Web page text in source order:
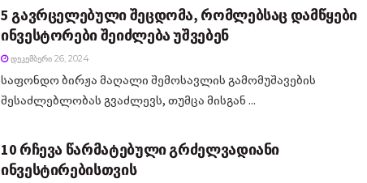
5 გავრცელებული შეცდომა, რომლებსაც დამწყები
ინვესტორები შეიძლება უშვებენ
ᲓᲔᲙᲔᲛᲑᲔᲠᲘ 26, 2024
საფონდო ბირჟა მაღალი შემოსავლის გამომუშავების
შესაძლებლობას გვაძლევს, თუმცა მისგან ...
10 რჩევა წარმატებული გრძელვადიანი
ინვესტირებისთვის